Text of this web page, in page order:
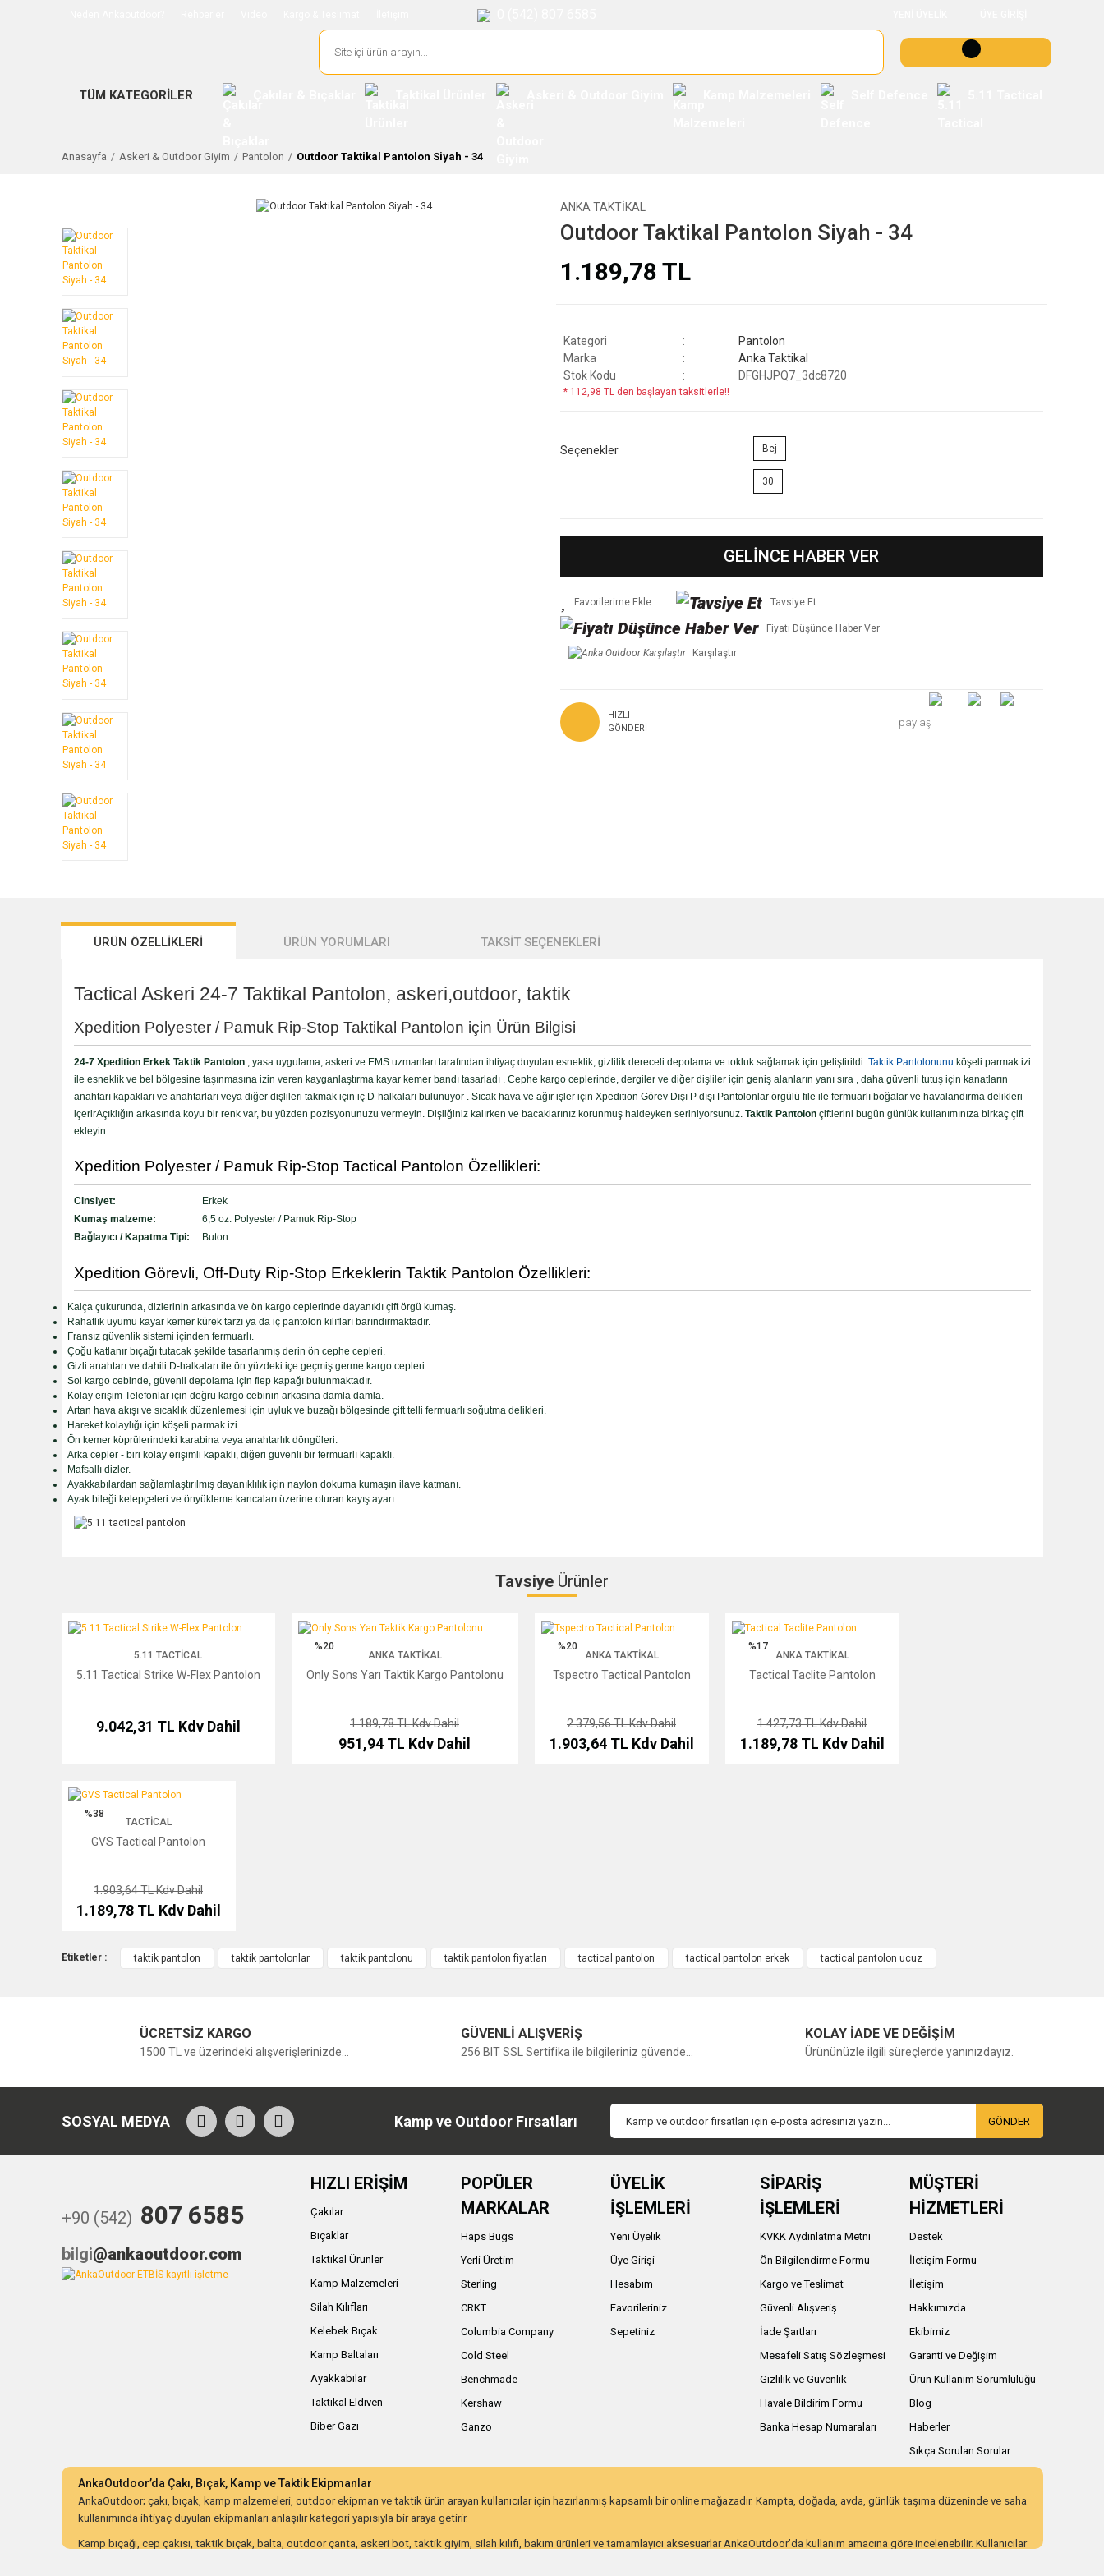
TÜM KATEGORİLER
Anasayfa Askeri & Outdoor Giyim Pantolon Outdoor Taktikal Pantolon Siyah - 34
ANKA TAKTIKAL
Outdoor Taktikal Pantolon Siyah - 34
1.189,78 TL
Kategori
Pantolon
Marka
Anka Taktikal
Stok Kodu
DFGHJPQ7_3dc8720
* 112,98 TL den başlayan taksitlerle!!
Seçenekler Bej
30
GELİNCE HABER VER
Tavsiye Et
Fiyatı Düşünce Haber Ver
Karşılaştır
HIZLI
GÖNDERI
paylaş
ÜRÜN ÖZELLİKLERİ ÜRÜN YORUMLARI TAKSİT SEÇENEKLERİ
Tactical Askeri 24-7 Taktikal Pantolon, askeri,outdoor, taktik
Xpedition Polyester / Pamuk Rip-Stop Taktikal Pantolon için Ürün Bilgisi
24-7 Xpedition Erkek Taktik Pantolon, yasa uygulama, askeri ve EMS uzmanları tarafından ihtiyaç duyulan esneklik, gizlilik dereceli depolama ve tokluk sağlamak için geliştirildi. Taktik Pantolonunu köşeli parmak izi
ile esneklik ve bel bölgesine taşınmasına izin veren kayganlaştırma kayar kemer bandı tasarladı . Cephe kargo ceplerinde, dergiler ve diğer dişliler için geniş alanların yanı sıra , daha güvenli tutuş için kanatların
anahtarı kapakları ve anahtarları veya diğer dişlileri takmak için iç D-halkaları bulunuyor . Sıcak hava ve ağır işler için Xpedition Görev Dışı P dışı Pantolonlar örgülü file ile fermuarlı boğalar ve havalandırma delikleri
içerirAçıklığın arkasında koyu bir renk var, bu yüzden pozisyonunuzu vermeyin. Dişliğiniz kalırken ve bacaklarınız korunmuş haldeyken seriniyorsunuz. Taktik Pantolonçiftlerini bugün günlük kullanımınıza birkaç çift
ekleyin.
Xpedition Polyester / Pamuk Rip-Stop Tactical Pantolon Özellikleri:
Cinsiyet:
Erkek
Kumaş malzeme:
6,5 oz. Polyester / Pamuk Rip-Stop
Bağlayıcı / Kapatma Tipi:
Buton
Xpedition Görevli, Off-Duty Rip-Stop Erkeklerin Taktik Pantolon Özellikleri:
Kalça çukurunda, dizlerinin arkasında ve ön kargo ceplerinde dayanıklı çift örgü kumaş.
Rahatlık uyumu kayar kemer kürek tarzı ya da iç pantolon kılıfları barındırmaktadır.
Fransız güvenlik sistemi içinden fermuarlı.
Çoğu katlanır bıçağı tutacak şekilde tasarlanmış derin ön cephe cepleri.
Gizli anahtarı ve dahili D-halkaları ile ön yüzdeki içe geçmiş germe kargo cepleri.
Sol kargo cebinde, güvenli depolama için flep kapağı bulunmaktadır.
Kolay erişim Telefonlar için doğru kargo cebinin arkasına damla damla.
Artan hava akışı ve sıcaklık düzenlemesi için uyluk ve buzağı bölgesinde çift telli fermuarlı soğutma delikleri.
Hareket kolaylığı için köşeli parmak izi.
Ön kemer köprülerindeki karabina veya anahtarlık döngüleri.
Arka cepler - biri kolay erişimli kapaklı, diğeri güvenli bir fermuarlı kapaklı.
Mafsallı dizler.
Ayakkabılardan sağlamlaştırılmış dayanıklılık için naylon dokuma kumaşın ilave katmanı.
Ayak bileği kelepçeleri ve önyükleme kancaları üzerine oturan kayış ayarı.
Tavsiye Ürünler
5.11 Tactical Strike W-Flex Pantolon
5.11 TACTICAL
5.11 Tactical Strike W-Flex Pantolon
9.042,31 TL Kdv Dahil
Only Sons Yarı Taktik Kargo Pantolonu
%20
ANKA TAKTIKAL
Only Sons Yarı Taktik Kargo Pantolonu
1.189,78 TLKdv Dahil
951,94 TL Kdv Dahil
Tspectro Tactical Pantolon
%20
ANKA TAKTIKAL
Tspectro Tactical Pantolon
2.379,56 TLKdv Dahil
1.903,64 TL Kdv Dahil
Tactical Taclite Pantolon
%17
ANKA TAKTIKAL
Tactical Taclite Pantolon
1.427,73 TLKdv Dahil
1.189,78 TL Kdv Dahil
GVS Tactical Pantolon
%38
TACTICAL
GVS Tactical Pantolon
1.903,64 TLKdv Dahil
1.189,78 TL Kdv Dahil
Etiketler : taktik pantolon taktik pantolonlar taktik pantolonu taktik pantolon fiyatları tactical pantolon tactical pantolon erkek tactical pantolon ucuz
ÜCRETSİZ KARGO
1500 TL ve üzerindeki alışverişlerinizde...
GÜVENLİ ALIŞVERİŞ
256 BIT SSL Sertifika ile bilgileriniz güvende...
KOLAY İADE VE DEĞİŞİM
Ürününüzle ilgili süreçlerde yanınızdayız.
SOSYAL MEDYA Kamp ve Outdoor Fırsatları GÖNDER
+90 (542) 807 6585
bilgi@ankaoutdoor.com
HIZLI ERİŞİM
Çakılar
Bıçaklar
Taktikal Ürünler
Kamp Malzemeleri
Silah Kılıfları
Kelebek Bıçak
Kamp Baltaları
Ayakkabılar
Taktikal Eldiven
Biber Gazı
POPÜLER
MARKALAR
Haps Bugs
Yerli Üretim
Sterling
CRKT
Columbia Company
Cold Steel
Benchmade
Kershaw
Ganzo
ÜYELİK
İŞLEMLERİ
Yeni Üyelik
Üye Girişi
Hesabım
Favorileriniz
Sepetiniz
SİPARİŞ
İŞLEMLERİ
KVKK Aydınlatma Metni
Ön Bilgilendirme Formu
Kargo ve Teslimat
Güvenli Alışveriş
İade Şartları
Mesafeli Satış Sözleşmesi
Gizlilik ve Güvenlik
Havale Bildirim Formu
Banka Hesap Numaraları
MÜŞTERİ
HİZMETLERİ
Destek
İletişim Formu
İletişim
Hakkımızda
Ekibimiz
Garanti ve Değişim
Ürün Kullanım Sorumluluğu
Blog
Haberler
Sıkça Sorulan Sorular
AnkaOutdoor’da Çakı, Bıçak, Kamp ve Taktik Ekipmanlar
AnkaOutdoor; çakı, bıçak, kamp malzemeleri, outdoor ekipman ve taktik ürün arayan kullanıcılar için hazırlanmış kapsamlı bir online mağazadır. Kampta, doğada, avda, günlük taşıma düzeninde ve saha
kullanımında ihtiyaç duyulan ekipmanları anlaşılır kategori yapısıyla bir araya getirir.
Kamp bıçağı, cep çakısı, taktik bıçak, balta, outdoor çanta, askeri bot, taktik giyim, silah kılıfı, bakım ürünleri ve tamamlayıcı aksesuarlar AnkaOutdoor’da kullanım amacına göre incelenebilir. Kullanıcılar